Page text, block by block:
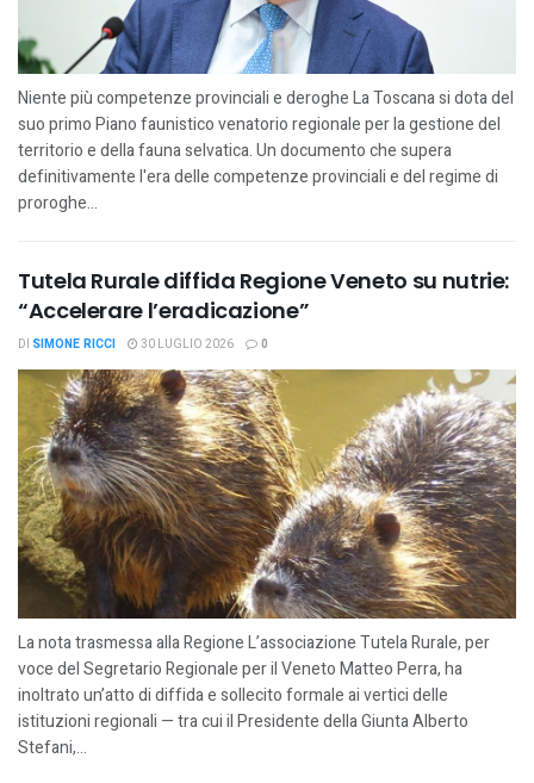
Niente più competenze provinciali e deroghe La Toscana si dota del
suo primo Piano faunistico venatorio regionale per la gestione del
territorio e della fauna selvatica. Un documento che supera
definitivamente l'era delle competenze provinciali e del regime di
proroghe...
Tutela Rurale diffida Regione Veneto su nutrie:
“Accelerare l’eradicazione”
DI SIMONE RICCI 30 LUGLIO 2026 0
La nota trasmessa alla Regione L’associazione Tutela Rurale, per
voce del Segretario Regionale per il Veneto Matteo Perra, ha
inoltrato un’atto di diffida e sollecito formale ai vertici delle
istituzioni regionali — tra cui il Presidente della Giunta Alberto
Stefani,...